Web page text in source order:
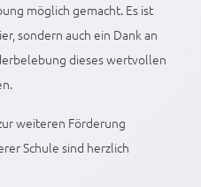
möglich gemacht. Es ist
sondern auch ein Dank an
dieses wertvollen
weiteren Förderung
Schule sind herzlich